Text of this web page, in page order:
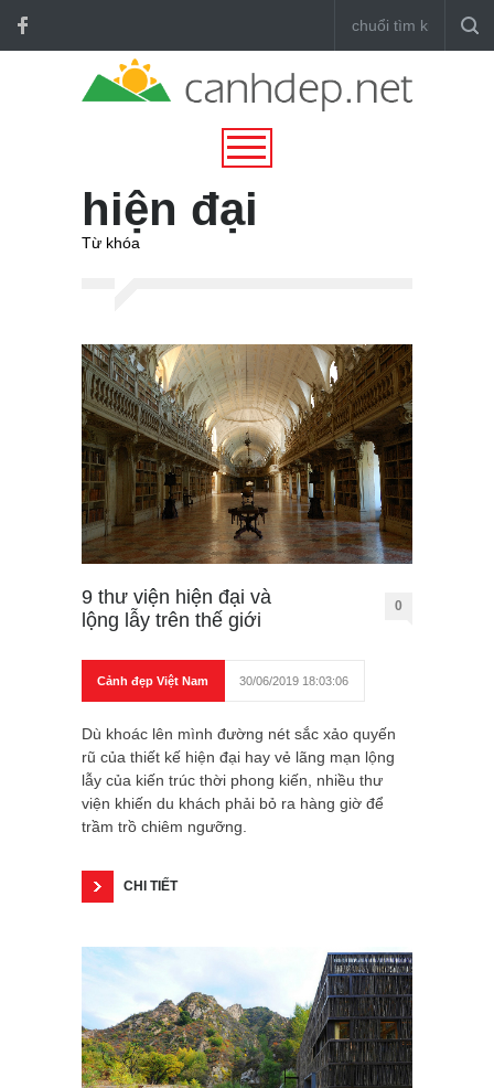
hiện đại
Từ khóa
9 thư viện hiện đại và
lộng lẫy trên thế giới
0
Cảnh đẹp Việt Nam 30/06/2019 18:03:06
Dù khoác lên mình đường nét sắc xảo quyến
rũ của thiết kế hiện đại hay vẻ lãng mạn lộng
lẫy của kiến trúc thời phong kiến, nhiều thư
viện khiến du khách phải bỏ ra hàng giờ để
trầm trồ chiêm ngưỡng.
CHI TIẾT